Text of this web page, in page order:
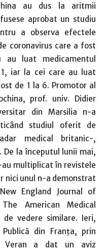
au dus la aritmii
aprobat un studiu
a observa efectele
coronavirus care a fost
luat medicamentul
iar la cei care au luat
de 1 la 6. Promotor al
prof. univ. Didier
din Marsilia n-a
studiul oferit de
medical britanic-,
la începutul lunii mai,
multiplicat în revistele
nici unul n-a demonstrat
England Journal of
American Medical
vedere similare. Ieri,
din Franţa, prin
Veran a dat un aviz